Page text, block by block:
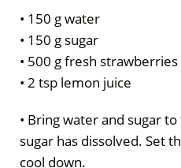
• 150 g water
• 150 g sugar
• 500 g fresh strawberries
• 2 tsp lemon juice
• Bring water and sugar
sugar has dissolved. Set
cool down.